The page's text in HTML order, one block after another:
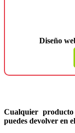
Diseño
Cualquier
puedes devolver en